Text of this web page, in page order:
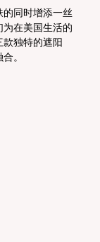
的同时增添一丝
在美国生活的
款独特的遮阳
。